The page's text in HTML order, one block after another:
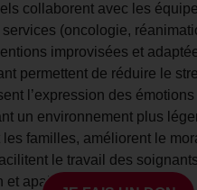
collaborent avec les
services (oncologie,
improvisées et
permettent de réduire le
l’expression des
un environnement plus
les familles, améliorent le
le travail des
apaisant.